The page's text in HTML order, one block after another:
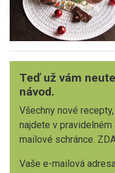
Teď už vám
návod.
Všechny nové
najdete v
mailové schránce.
Vaše e-mailová